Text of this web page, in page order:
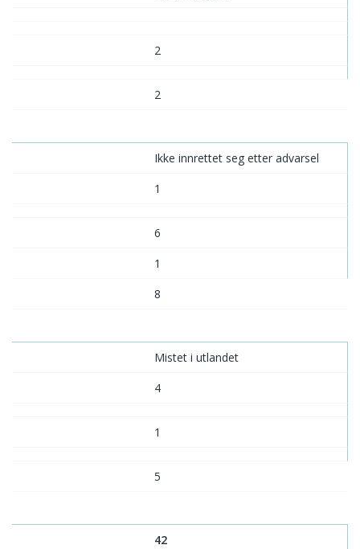
2
2
Ikke innrettet seg etter advarsel
1
6
1
8
Mistet i utlandet
4
1
5
42